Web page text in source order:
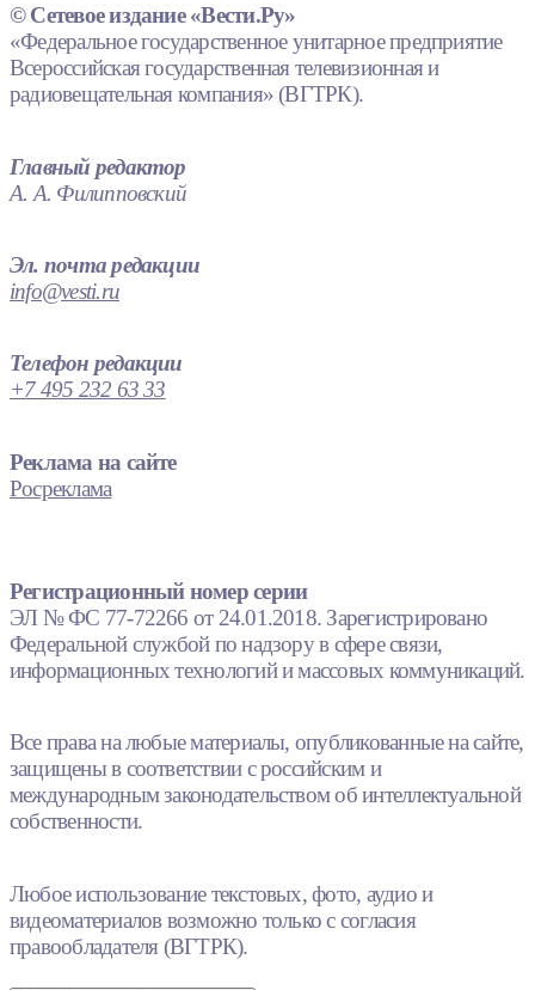
© Сетевое издание «Вести.Ру»
«Федеральное государственное унитарное предприятие
Всероссийская государственная телевизионная и
радиовещательная компания» (ВГТРК).
Главный редактор
А. А. Филипповский
Эл. почта редакции
info@vesti.ru
Телефон редакции
+7 495 232 63 33
Реклама на сайте
Росреклама
Регистрационный номер серии
ЭЛ № ФС 77-72266 от 24.01.2018. Зарегистрировано
Федеральной службой по надзору в сфере связи,
информационных технологий и массовых коммуникаций.
Все права на любые материалы, опубликованные на сайте,
защищены в соответствии с российским и
международным законодательством об интеллектуальной
собственности.
Любое использование текстовых, фото, аудио и
видеоматериалов возможно только с согласия
правообладателя (ВГТРК).